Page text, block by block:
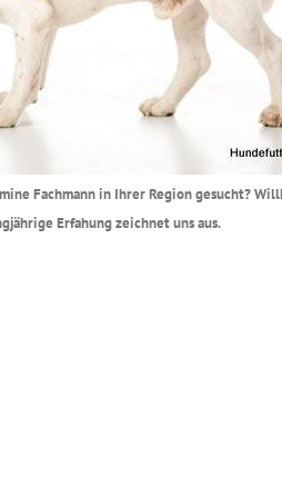
Fachmann in Ihrer Region gesucht?
Erfahung zeichnet uns aus.